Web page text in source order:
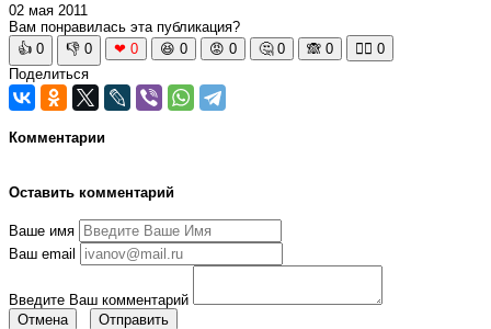
02 мая 2011
Вам понравилась эта публикация?
👍 0 👎 0 ❤ 0 😆 0 😡 0 🤔 0 🙈 0 🧘‍♀️ 0
Поделиться
Комментарии
Оставить комментарий
Ваше имя
Ваш email
Введите Ваш комментарий
Отмена
Отправить